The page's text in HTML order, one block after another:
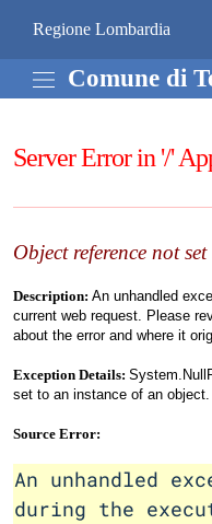
Comune di Temù
Regione Lombardia
Comune di
Server Error in '/'
Object reference not
Description: An unhandled
current web request. Please
about the error and where it
Exception Details:
set to an instance of an object.
Source Error:
An unhandled
during the